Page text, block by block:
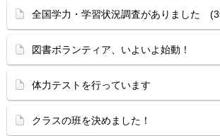
全国学力・学習状況調査がありました
図書ボランティア、いよいよ始動！
体力テストを行っています
クラスの班を決めました！